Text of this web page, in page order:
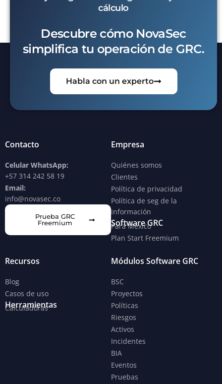
cálculo
Descubre cómo NovaSec
simplifica tu operación de GRC.
Habla con un experto
Contacto
Celular WhatsApp:
+57 314 242 58 19
Email:
info@novasec.co
Prueba GRC
Freemium
Empresa
Quiénes somos
Clientes
Política de privacidad
Política de seg de la
información
Software GRC
Para México
Plan Start Freemium
Recursos
Blog
Casos de uso
Herramientas
Calculadoras
Módulos Software GRC
BSC
Proyectos
Políticas
Riesgos
Activos
Incidentes
BIA
Eventos
Pruebas